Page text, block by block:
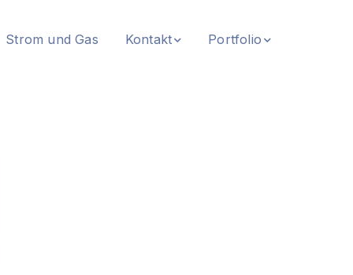
Strom und Gas Kontakt Portfolio